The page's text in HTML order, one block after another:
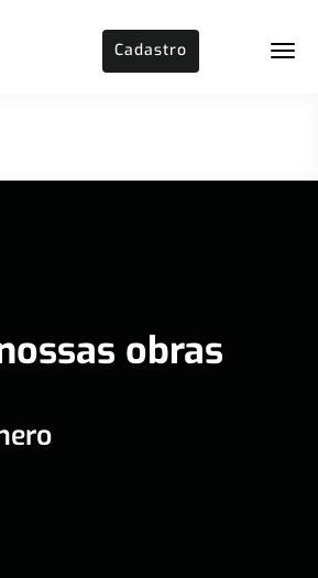
Cadastro
obras